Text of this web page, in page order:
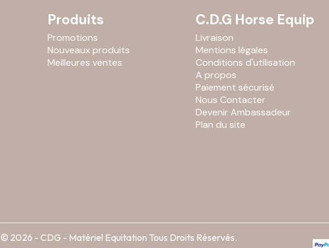
Produits
Promotions
Nouveaux produits
Meilleures ventes
C.D.G Horse Equip
Livraison
Mentions légales
Conditions d'utilisation
A propos
Paiement sécurisé
Nous Contacter
Devenir Ambassadeur
Plan du site
© 2026 - CDG - Matériel Equitation Tous Droits Réservés.